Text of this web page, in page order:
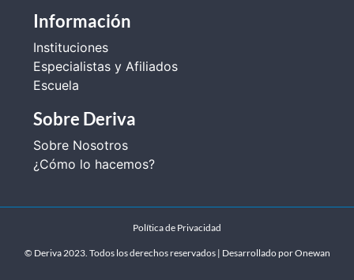
Información
Instituciones
Especialistas y Afiliados
Escuela
Sobre Deriva
Sobre Nosotros
¿Cómo lo hacemos?
© Deriva 2023. Todos los derechos reservados | Desarrollado porOnewan
Política de Privacidad